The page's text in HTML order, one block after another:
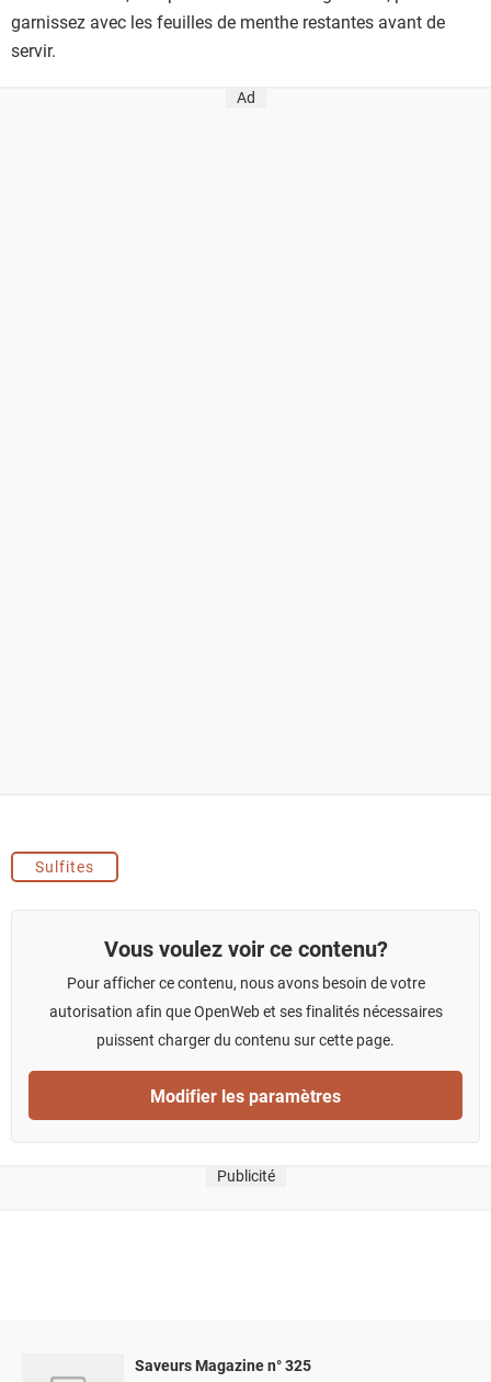
garnissez avec les feuilles de menthe restantes avant de
servir.
Ad
Sulfites
Vous voulez voir ce contenu?
Pour afficher ce contenu, nous avons besoin de votre
autorisation afin que OpenWeb et ses finalités nécessaires
puissent charger du contenu sur cette page.
Modifier les paramètres
Publicité
Saveurs Magazine n° 325